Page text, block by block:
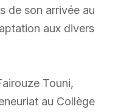
de son arrivée au
aux divers
Touni,
au Collège